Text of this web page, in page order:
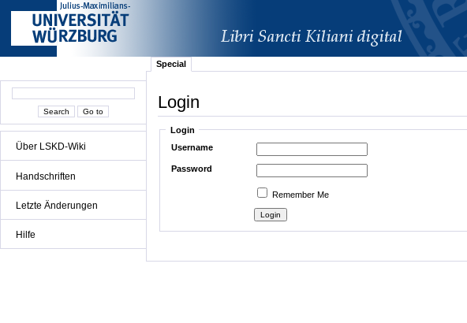
Über LSKD-Wiki
Handschriften
Letzte Änderungen
Hilfe
Special
Login
Login
Username
Password
Remember Me